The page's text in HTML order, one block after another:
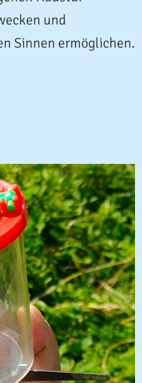
und
Sinnen ermöglichen.